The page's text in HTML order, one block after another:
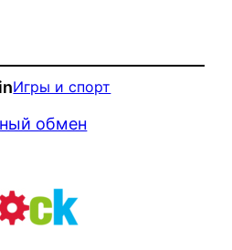
Игры и спорт
обмен